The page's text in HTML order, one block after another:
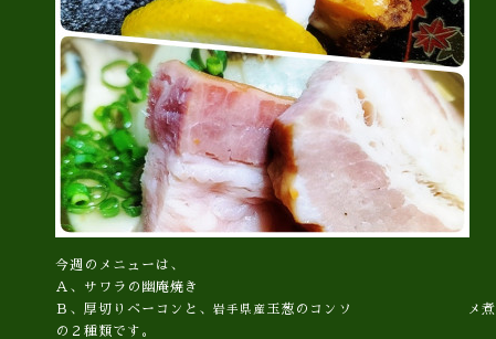
今週のメニューは、
Ａ、サワラの幽庵焼き
Ｂ、厚切りベーコンと、 岩手県産玉葱のコンソ メ煮
の２種類です。